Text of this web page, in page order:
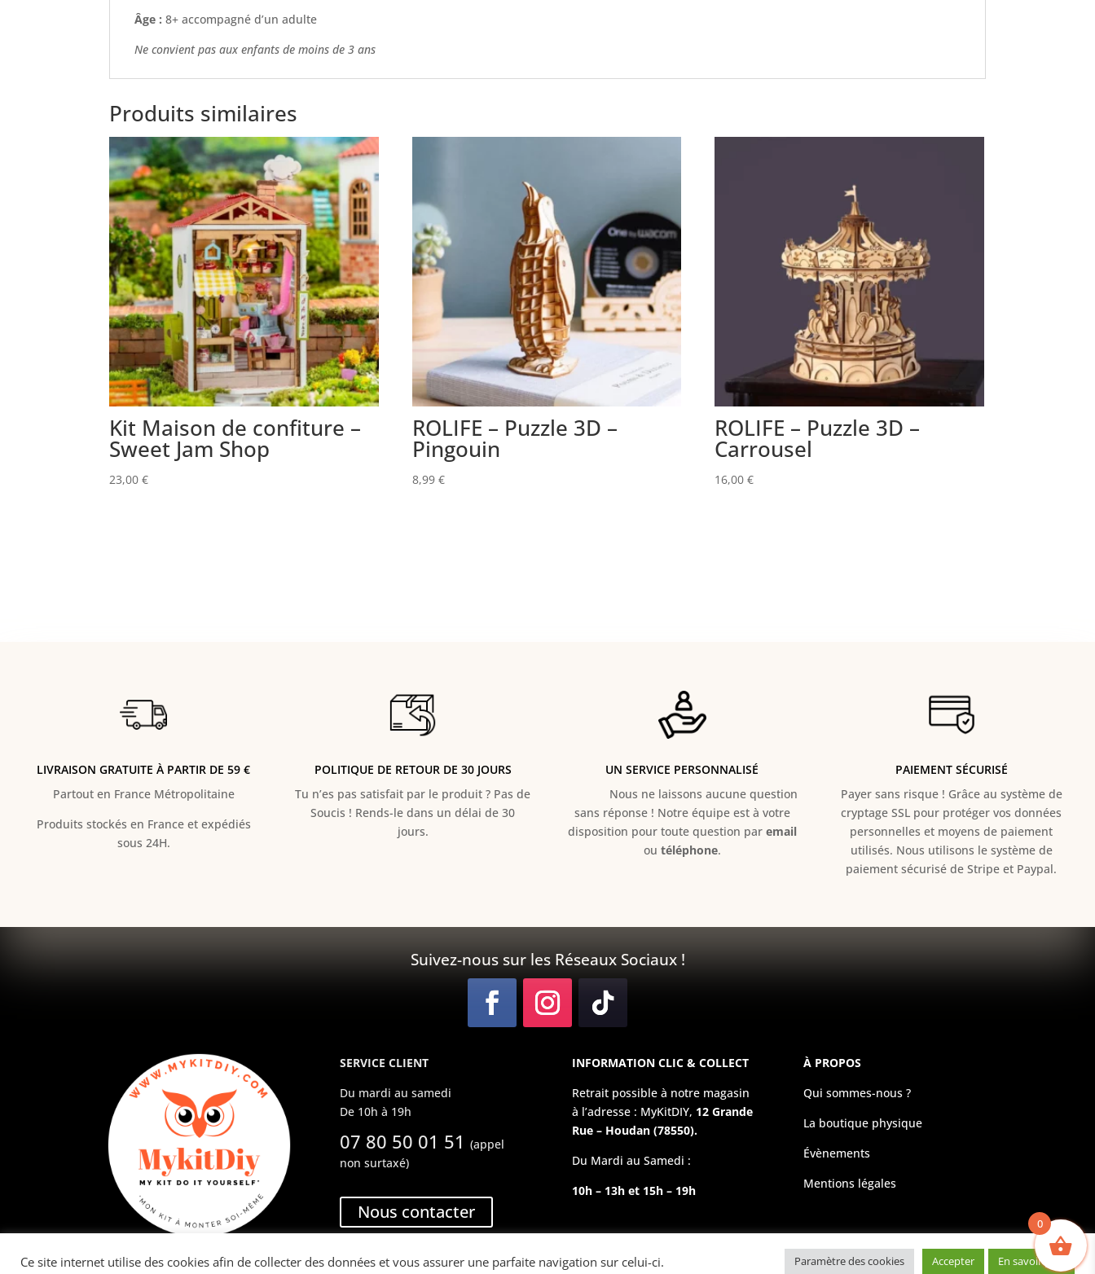
Âge : 8+ accompagné d’un adulte
Ne convient pas aux enfants de moins de 3 ans
Produits similaires
Kit Maison de confiture –
Sweet Jam Shop
23,00€
ROLIFE – Puzzle 3D –
Pingouin
8,99 €
ROLIFE – Puzzle 3D –
Carrousel
16,00€
LIVRAISON GRATUITE À PARTIR DE 59 €
Partout en France Métropolitaine
Produits stockés en France et expédiés
sous 24H.
POLITIQUE DE RETOUR DE 30 JOURS
Tu n’es pas satisfait par le produit ? Pas de
Soucis ! Rends-le dans un délai de 30
jours.
UN SERVICE PERSONNALISÉ
Nous ne laissons aucune question
sans réponse ! Notre équipe est à votre
disposition pour toute question par email
ou téléphone.
PAIEMENT SÉCURISÉ
Payer sans risque ! Grâce au système de
cryptage SSL pour protéger vos données
personnelles et moyens de paiement
utilisés. Nous utilisons le système de
paiement sécurisé de Stripe et Paypal.
Suivez-nous sur les Réseaux Sociaux !
SERVICE CLIENT
Du mardi au samedi
De 10h à 19h
07 80 50 01 51 (appel
non surtaxé)
Nous contacter
INFORMATION CLIC & COLLECT
Retrait possible à notre magasin
à l’adresse : MyKitDIY, 12 Grande
Rue – Houdan (78550).
Du Mardi au Samedi :
10h – 13h et 15h – 19h
À PROPOS
Qui sommes-nous ?
La boutique physique
Évènements
Mentions légales
Copyright © 2023 MyKitDIY
Ce site internet utilise des cookies afin de collecter des données et vous assurer une parfaite navigation sur celui-ci. Paramètre des cookies Accepter En savoir plus
0